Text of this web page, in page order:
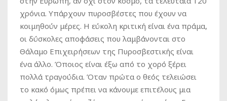
χρόνια. Υπάρχουν πυροσβέστες που έχουν να
κοιμηθούν μέρες. Η εύκολη κριτική είναι ένα πράμα,
οι δύσκολες αποφάσεις που λαμβάνονται στο
Θάλαμο Επιχειρήσεων της Πυροσβεστικής είναι
ένα άλλο. Όποιος είναι έξω από το χορό ξέρει
πολλά τραγούδια. Όταν πρώτα ο θεός τελειώσει
το κακό όμως πρέπει να κάνουμε επιτέλους μια